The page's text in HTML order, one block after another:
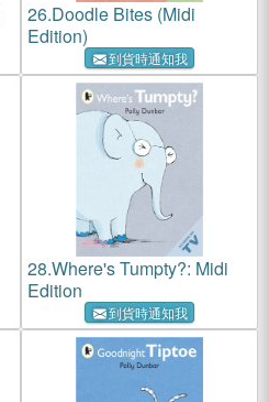
26.Doodle Bites (Midi
Edition)
到貨時通知我
28.Where's Tumpty?: Midi
Edition
到貨時通知我